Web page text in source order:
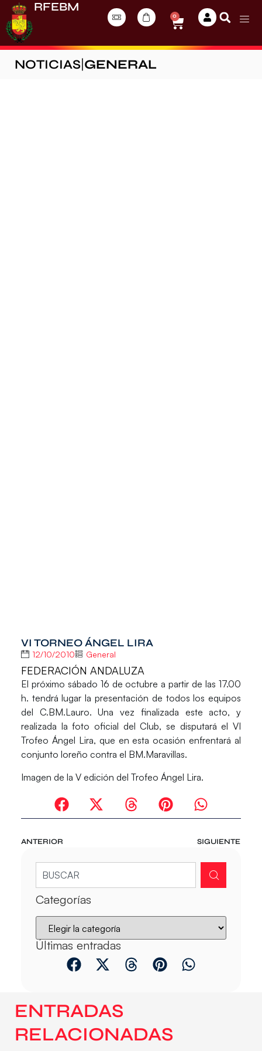
RFEBM
0
NOTICIAS GENERAL
VI TORNEO ÁNGEL LIRA
12/10/2010 General
FEDERACIÓN ANDALUZA
El próximo sábado 16 de octubre a partir de las 17.00
h. tendrá lugar la presentación de todos los equipos
del C.BM.Lauro. Una vez finalizada este acto, y
realizada la foto oficial del Club, se disputará el VI
Trofeo Ángel Lira, que en esta ocasión enfrentará al
conjunto loreño contra el BM.Maravillas.
Imagen de la V edición del Trofeo Ángel Lira.
ANTERIOR SIGUIENTE
Categorías
Últimas entradas
ENTRADAS
RELACIONADAS